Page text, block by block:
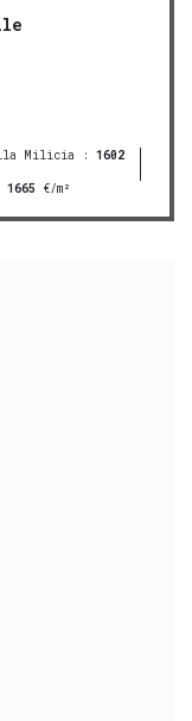
Milicia : 1602
1665 €/m²